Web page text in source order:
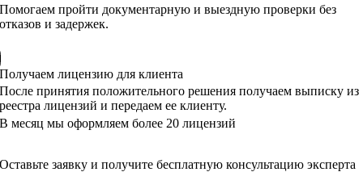
Помогаем пройти документарную и выездную проверки без
отказов и задержек.
Получаем лицензию для клиента
После принятия положительного решения получаем выписку из
реестра лицензий и передаем ее клиенту.
В месяц мы оформляем более 20 лицензий
Оставьте заявку и получите бесплатную консультацию эксперта